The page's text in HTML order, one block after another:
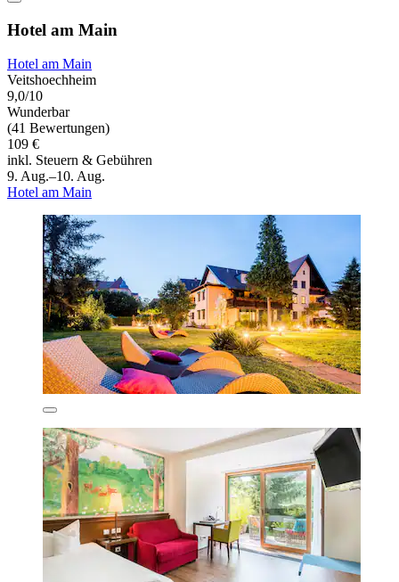
Hotel am Main
Hotel am Main
Veitshoechheim
9,0/10
Wunderbar
(41 Bewertungen)
109 €
inkl. Steuern & Gebühren
9. Aug.–10. Aug.
Hotel am Main